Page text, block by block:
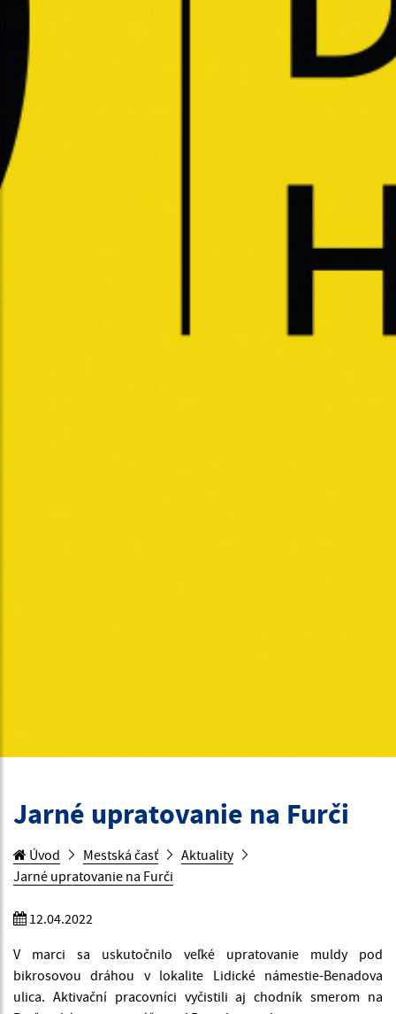
Jarné upratovanie na Furči
Úvod Mestská časť
Aktuality
Jarné upratovanie na Furči
12.04.2022
V marci sa uskutočnilo veľké upratovanie muldy pod
bikrosovou dráhou v lokalite Lidické námestie-Benadova
ulica. Aktivační pracovníci vyčistili aj chodník smerom na